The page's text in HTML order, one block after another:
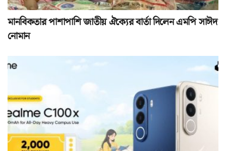
মানবিকতার পাশাপাশি জাতীয় ঐক্যের বার্তা দিলেন এমপি সাঈদ
নোমান